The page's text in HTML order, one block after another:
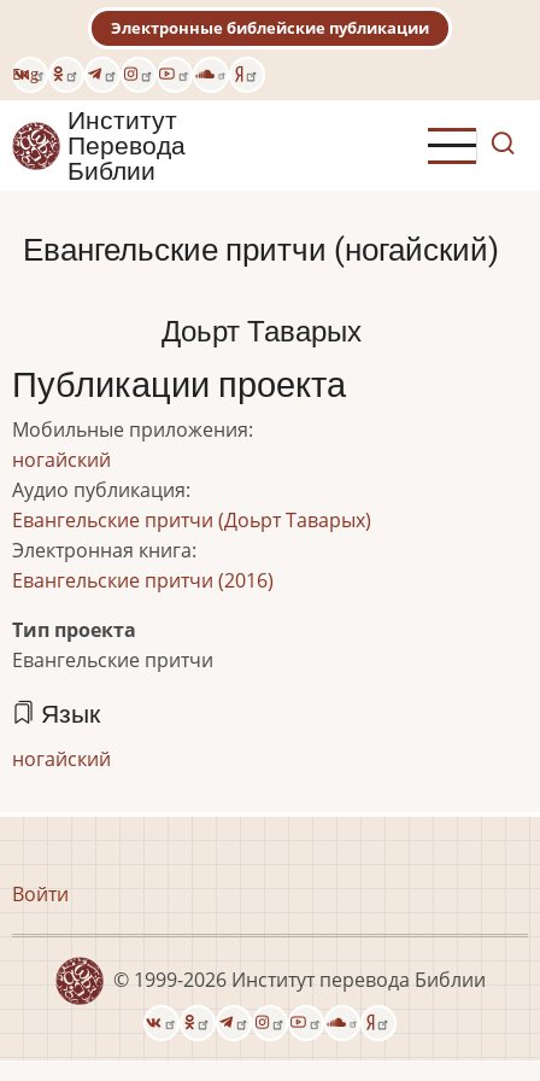
основному
содержанию
Eng
Электронные библейские публикации
Институт
Перевода
Библии
Евангельские притчи (ногайский)
Доьрт Таварых
Публикации проекта
Мобильные приложения:
ногайский
Аудио публикация:
Евангельские притчи (Доьрт Таварых)
Электронная книга:
Евангельские притчи (2016)
Тип проекта
Евангельские притчи
Язык
ногайский
Меню
записи
пользователя
Войти
© 1999-2026 Институт перевода Библии